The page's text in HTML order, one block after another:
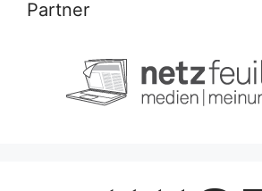
Partner